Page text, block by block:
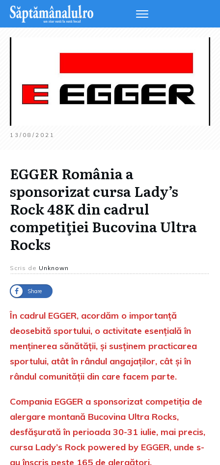
13/08/2021
EGGER România a
sponsorizat cursa Lady’s
Rock 48K din cadrul
competiţiei Bucovina Ultra
Rocks
Scris de Unknown
Share
În cadrul EGGER, acordăm o importanță
deosebită sportului, o activitate esențială în
menținerea sănătății, și susținem practicarea
sportului, atât în rândul angajaților, cât și în
rândul comunității din care facem parte.
Compania EGGER a sponsorizat competiția de
alergare montană Bucovina Ultra Rocks,
desfăşurată în perioada 30-31 iulie, mai precis,
cursa Lady’s Rock powered by EGGER, unde s-
au înscris peste 165 de alergători.